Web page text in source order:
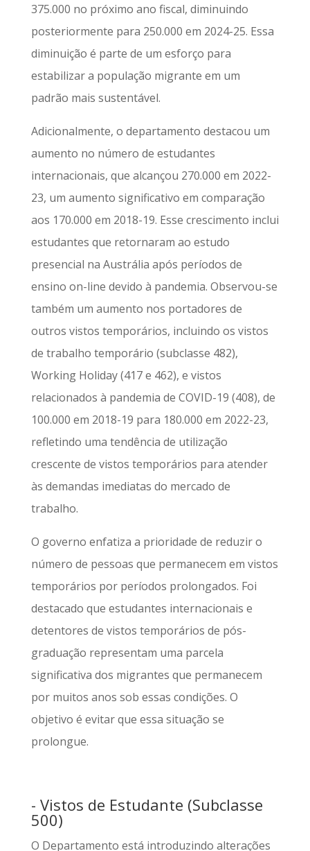
375.000 no próximo ano fiscal, diminuindo
posteriormente para 250.000 em 2024-25. Essa
diminuição é parte de um esforço para
estabilizar a população migrante em um
padrão mais sustentável.
Adicionalmente, o departamento destacou um
aumento no número de estudantes
internacionais, que alcançou 270.000 em 2022-
23, um aumento significativo em comparação
aos 170.000 em 2018-19. Esse crescimento inclui
estudantes que retornaram ao estudo
presencial na Austrália após períodos de
ensino on-line devido à pandemia. Observou-se
também um aumento nos portadores de
outros vistos temporários, incluindo os vistos
de trabalho temporário (subclasse 482),
Working Holiday (417 e 462), e vistos
relacionados à pandemia de COVID-19 (408), de
100.000 em 2018-19 para 180.000 em 2022-23,
refletindo uma tendência de utilização
crescente de vistos temporários para atender
às demandas imediatas do mercado de
trabalho.
O governo enfatiza a prioridade de reduzir o
número de pessoas que permanecem em vistos
temporários por períodos prolongados. Foi
destacado que estudantes internacionais e
detentores de vistos temporários de pós-
graduação representam uma parcela
significativa dos migrantes que permanecem
por muitos anos sob essas condições. O
objetivo é evitar que essa situação se
prolongue.
- Vistos de Estudante (Subclasse
500)
O Departamento está introduzindo alterações